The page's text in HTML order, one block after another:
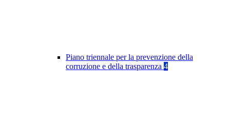
Piano triennale per la prevenzione della
corruzione e della trasparenza 4